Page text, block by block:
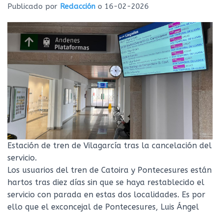
Publicado por Redacción o 16-02-2026
Estación de tren de Vilagarcía tras la cancelación del
servicio.
Los usuarios del tren de Catoira y Pontecesures están
hartos tras diez días sin que se haya restablecido el
servicio con parada en estas dos localidades. Es por
ello que el exconcejal de Pontecesures, Luis Ángel